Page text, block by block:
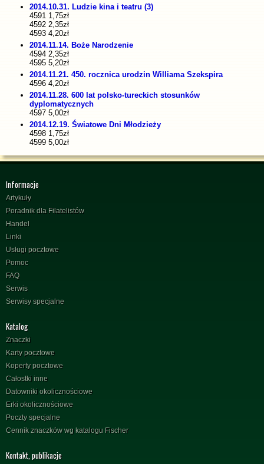
2014.10.31. Ludzie kina i teatru (3)
4591 1,75zł
4592 2,35zł
4593 4,20zł
2014.11.14. Boże Narodzenie
4594 2,35zł
4595 5,20zł
2014.11.21. 450. rocznica urodzin Williama Szekspira
4596 4,20zł
2014.11.28. 600 lat polsko-tureckich stosunków
dyplomatycznych
4597 5,00zł
2014.12.19. Światowe Dni Młodzieży
4598 1,75zł
4599 5,00zł
Informacje
Artykuły
Poradnik dla Filatelistów
Handel
Linki
Usługi pocztowe
Pomoc
FAQ
Serwis
Serwisy specjalne
Katalog
Znaczki
Karty pocztowe
Koperty pocztowe
Całostki inne
Datowniki okolicznościowe
Erki okolicznościowe
Poczty specjalne
Cennik znaczków wg katalogu Fischer
Kontakt, publikacje